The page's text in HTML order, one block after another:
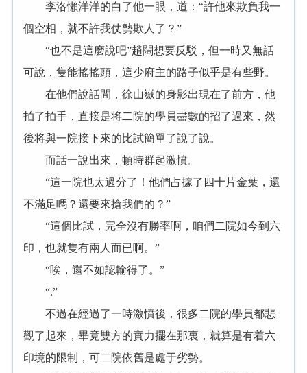
李洛懶洋洋的白了他一眼，道：“許他來欺負我一
個空相，就不許我仗勢欺人了？”
“也不是這麽說吧”趙闊想要反駁，但一時又無話
可說，隻能搖搖頭，這少府主的路子似乎是有些野。
在他們說話間，徐山嶽的身影出現在了前方，他
拍了拍手，直接是将二院的學員盡數的招了過來，然
後将與一院接下來的比試簡單了說了說。
而話一說出來，頓時群起激憤。
“這一院也太過分了！他們占據了四十片金葉，還
不滿足嗎？還要來搶我們的？”
“這個比試，完全沒有勝率啊，咱們二院如今到六
印，也就隻有兩人而已啊。”
“唉，還不如認輸得了。”
“.”
不過在經過了一時激憤後，很多二院的學員都悲
觀了起來，畢竟雙方的實力擺在那裏，就算是有着六
印境的限制，可二院依舊是處于劣勢。